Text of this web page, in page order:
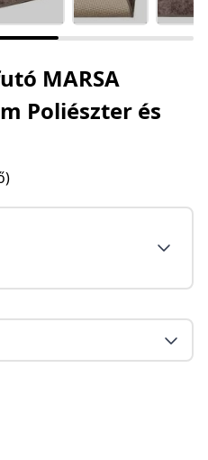
MARSA
Poliészter és